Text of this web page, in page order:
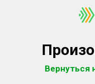
Вернуться